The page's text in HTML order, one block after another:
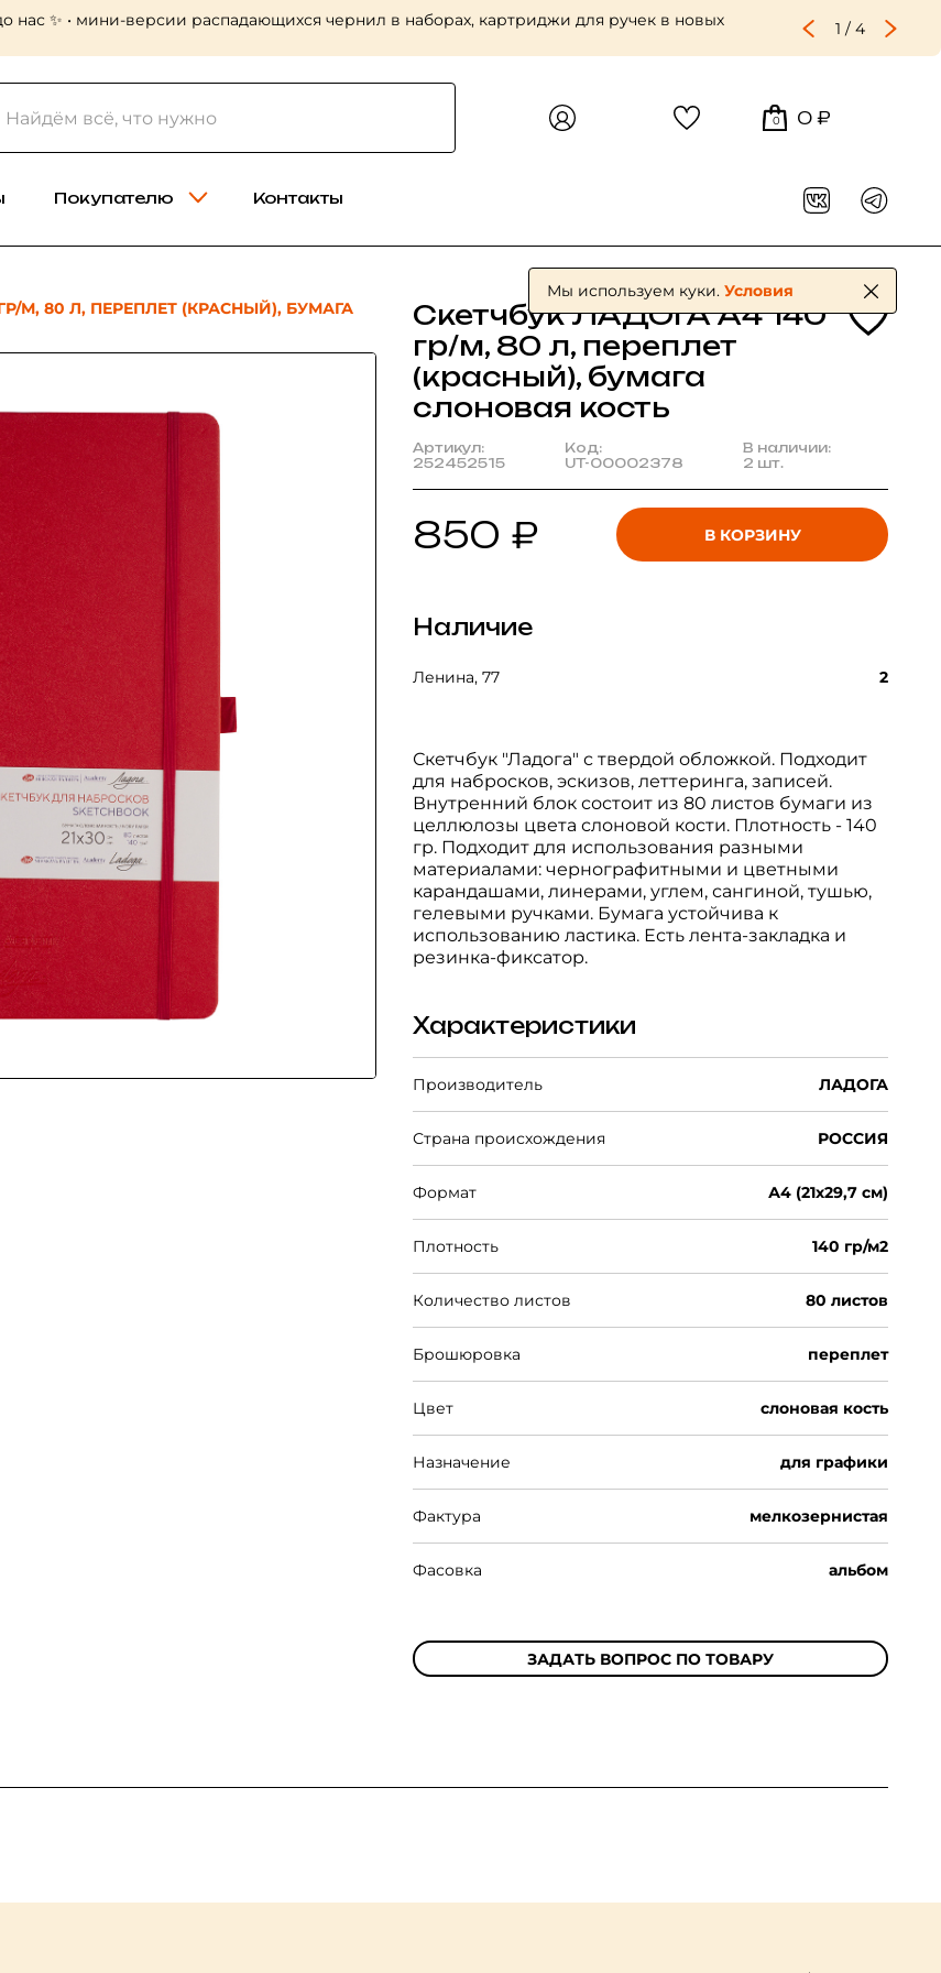
нас ✨ • мини-версии распадающихся чернил в наборах, картриджи для ручек в новых
1 / 4
0 0 ₽
Покупателю Контакты
М, 80 Л, ПЕРЕПЛЕТ (КРАСНЫЙ), БУМАГА
Скетчбук ЛАДОГА А4 140
гр/м, 80 л, переплет
(красный), бумага
слоновая кость
Артикул:
252452515
Код:
UT-00002378
В наличии:
2 шт.
850 ₽ В КОРЗИНУ
Наличие
Ленина, 77 2
Скетчбук "Ладога" с твердой обложкой. Подходит
для набросков, эскизов, леттеринга, записей.
Внутренний блок состоит из 80 листов бумаги из
целлюлозы цвета слоновой кости. Плотность - 140
гр. Подходит для использования разными
материалами: чернографитными и цветными
карандашами, линерами, углем, сангиной, тушью,
гелевыми ручками. Бумага устойчива к
использованию ластика. Есть лента-закладка и
резинка-фиксатор.
Характеристики
Производитель ЛАДОГА
Страна происхождения РОССИЯ
Формат А4 (21х29,7 см)
Плотность 140 гр/м2
Количество листов 80 листов
Брошюровка переплет
Цвет слоновая кость
Назначение для графики
Фактура мелкозернистая
Фасовка альбом
ЗАДАТЬ ВОПРОС ПО ТОВАРУ
Мы используем куки. Условия